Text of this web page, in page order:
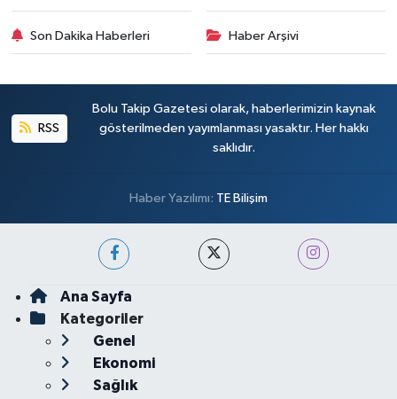
Son Dakika Haberleri Haber Arşivi
RSS
Bolu Takip Gazetesi olarak, haberlerimizin kaynak
gösterilmeden yayımlanması yasaktır. Her hakkı
saklıdır.
Haber Yazılımı: TE Bilişim
Ana Sayfa
Kategoriler
Genel
Ekonomi
Sağlık